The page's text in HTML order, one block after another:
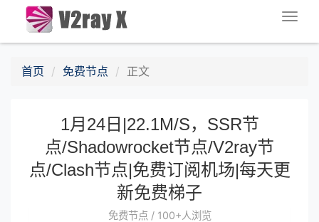
首页 免费节点 正文
1月24日|22.1M/S，SSR节
点/Shadowrocket节点/V2ray节
点/Clash节点|免费订阅机场|每天更
新免费梯子
免费节点 / 100+人浏览